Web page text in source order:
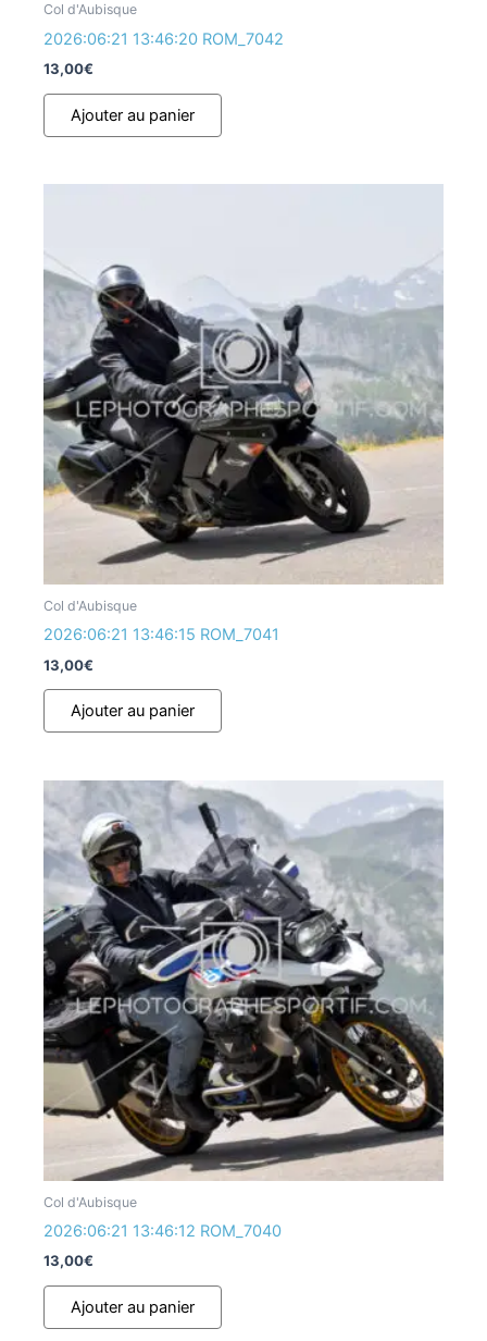
Col d'Aubisque
2026:06:21 13:46:20 ROM_7042
13,00€
Ajouter au panier
Col d'Aubisque
2026:06:21 13:46:15 ROM_7041
13,00€
Ajouter au panier
Col d'Aubisque
2026:06:21 13:46:12 ROM_7040
13,00€
Ajouter au panier